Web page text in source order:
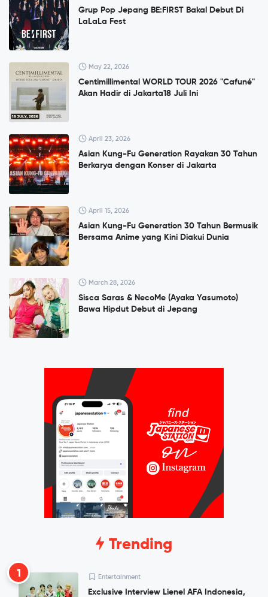
Grup Pop Jepang BE:FIRST Bakal Debut Di
LaLaLa Fest
May 22, 2026
Centimillimental WORLD TOUR 2026 "Cafuné"
Akan Hadir di Jakarta18 Juli Ini
April 23, 2026
Asian Kung-Fu Generation Rayakan 30 Tahun
Berkarya dengan Konser di Jakarta
April 15, 2026
Asian Kung-Fu Generation 30 Tahun Bermusik
Bersama Anime yang Kini Diakui Dunia
March 28, 2026
Sisca Saras & NecoMe (Ayaka Yasumoto)
Bawa Hipdut Debut di Jepang
Trending
1 Entertainment
Exclusive Interview Lienel AFA Indonesia,